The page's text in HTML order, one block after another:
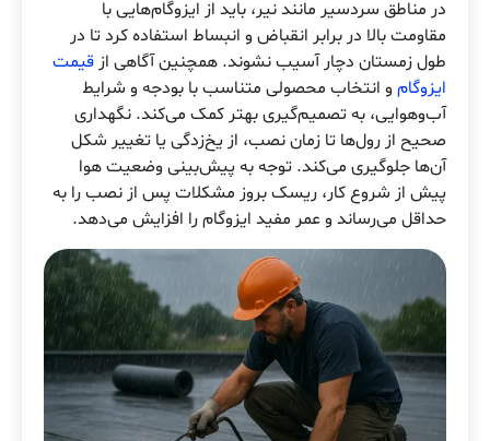
در مناطق سردسیر مانند نیر، باید از ایزوگام‌هایی با
مقاومت بالا در برابر انقباض و انبساط استفاده کرد تا در
طول زمستان دچار آسیب نشوند. همچنین آگاهی از قیمت
ایزوگام و انتخاب محصولی متناسب با بودجه و شرایط
آب‌وهوایی، به تصمیم‌گیری بهتر کمک می‌کند. نگهداری
صحیح از رول‌ها تا زمان نصب، از یخ‌زدگی یا تغییر شکل
آن‌ها جلوگیری می‌کند. توجه به پیش‌بینی وضعیت هوا
پیش از شروع کار، ریسک بروز مشکلات پس از نصب را به
حداقل می‌رساند و عمر مفید ایزوگام را افزایش می‌دهد.